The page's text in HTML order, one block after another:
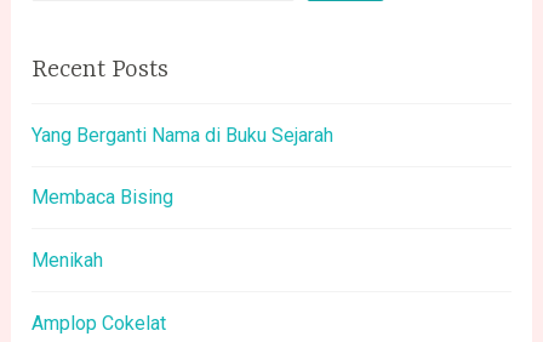
Recent Posts
Yang Berganti Nama di Buku Sejarah
Membaca Bising
Menikah
Amplop Cokelat